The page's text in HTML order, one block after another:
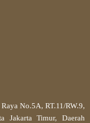
No.5A, RT.11/RW.9,
Jakarta Timur, Daerah